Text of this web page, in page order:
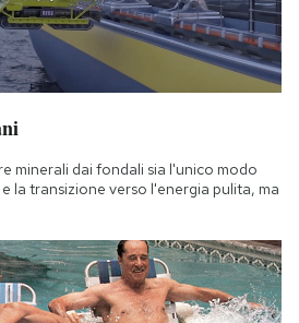
minerali dai fondali sia l'unico modo
la transizione verso l'energia pulita, ma